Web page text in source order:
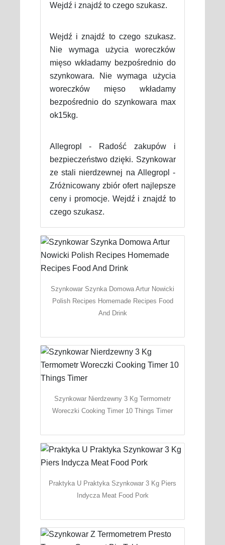
Wejdź i znajdź to czego szukasz.
Wejdź i znajdź to czego szukasz.
Nie wymaga użycia woreczków
mięso wkładamy bezpośrednio do
szynkowara. Nie wymaga użycia
woreczków mięso wkładamy
bezpośrednio do szynkowara max
ok15kg.
Allegropl - Radość zakupów i
bezpieczeństwo dzięki. Szynkowar
ze stali nierdzewnej na Allegropl -
Zróżnicowany zbiór ofert najlepsze
ceny i promocje. Wejdź i znajdź to
czego szukasz.
Szynkowar Szynka Domowa Artur Nowicki
Polish Recipes Homemade Recipes Food
And Drink
Szynkowar Nierdzewny 3 Kg Termometr
Woreczki Cooking Timer 10 Things Timer
Praktyka U Praktyka Szynkowar 3 Kg Piers
Indycza Meat Food Pork